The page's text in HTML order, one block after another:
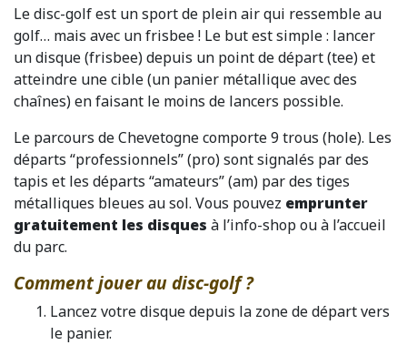
Le disc-golf est un sport de plein air qui ressemble au
golf… mais avec un frisbee ! Le but est simple : lancer
un disque (frisbee) depuis un point de départ (tee) et
atteindre une cible (un panier métallique avec des
chaînes) en faisant le moins de lancers possible.
Le parcours de Chevetogne comporte 9 trous (hole). Les
départs “professionnels” (pro) sont signalés par des
tapis et les départs “amateurs” (am) par des tiges
métalliques bleues au sol. Vous pouvez emprunter
gratuitement les disques à l’info-shop ou à l’accueil
du parc.
Comment jouer au disc-golf ?
Lancez votre disque depuis la zone de départ vers
le panier.